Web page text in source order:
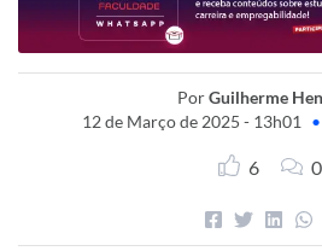
PorGuilherme
12 de Março de 2025 - 13h01
•
6 0